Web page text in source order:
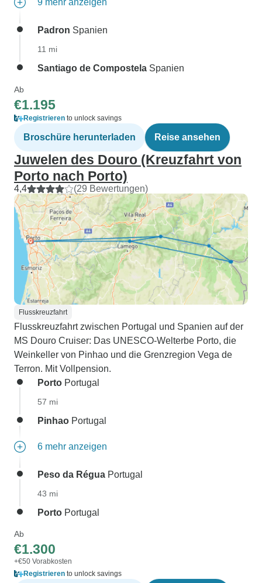
9 mehr anzeigen
Padron Spanien
11 mi
Santiago de Compostela Spanien
Ab
€1.195
Registrieren to unlock savings
Broschüre herunterladen Reise ansehen
Juwelen des Douro (Kreuzfahrt von
Porto nach Porto)
4,4 (29 Bewertungen)
Flusskreuzfahrt
Flusskreuzfahrt zwischen Portugal und Spanien auf der
MS Douro Cruiser: Das UNESCO-Welterbe Porto, die
Weinkeller von Pinhao und die Grenzregion Vega de
Terron. Mit Vollpension.
Porto Portugal
57 mi
Pinhao Portugal
6 mehr anzeigen
Peso da Régua Portugal
43 mi
Porto Portugal
Ab
€1.300
+€50 Vorabkosten
Registrieren to unlock savings